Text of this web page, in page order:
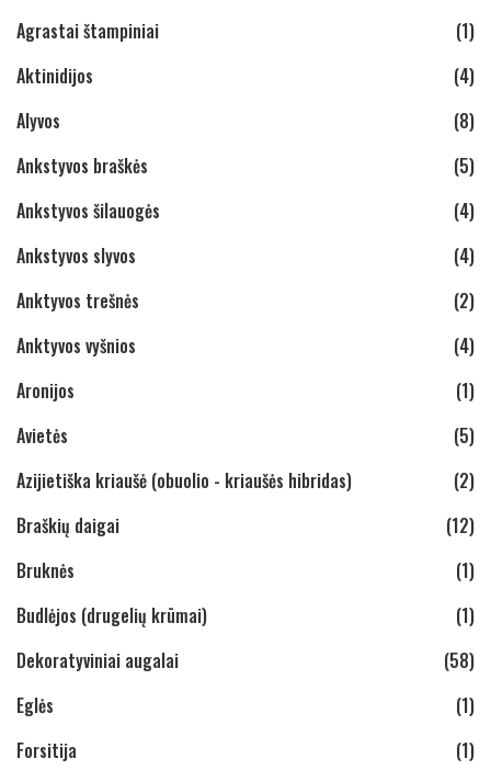
Agrastai štampiniai
(1)
Aktinidijos
(4)
Alyvos
(8)
Ankstyvos braškės
(5)
Ankstyvos šilauogės
(4)
Ankstyvos slyvos
(4)
Anktyvos trešnės
(2)
Anktyvos vyšnios
(4)
Aronijos
(1)
Avietės
(5)
Azijietiška kriaušė (obuolio - kriaušės hibridas)
(2)
Braškių daigai
(12)
Bruknės
(1)
Budlėjos (drugelių krūmai)
(1)
Dekoratyviniai augalai
(58)
Eglės
(1)
Forsitija
(1)